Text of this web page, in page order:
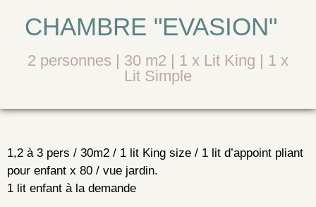
CHAMBRE "EVASION"
2 personnes | 30 m2 | 1 x Lit King | 1 x
Lit Simple
1,2 à 3 pers / 30m2 / 1 lit King size / 1 lit d’appoint pliant
pour enfant x 80 / vue jardin.
1 lit enfant à la demande